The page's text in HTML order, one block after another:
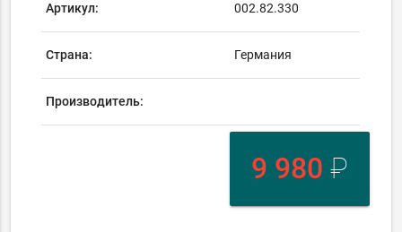
Артикул: 002.82.330
Страна: Германия
Производитель:
9 980 ₽